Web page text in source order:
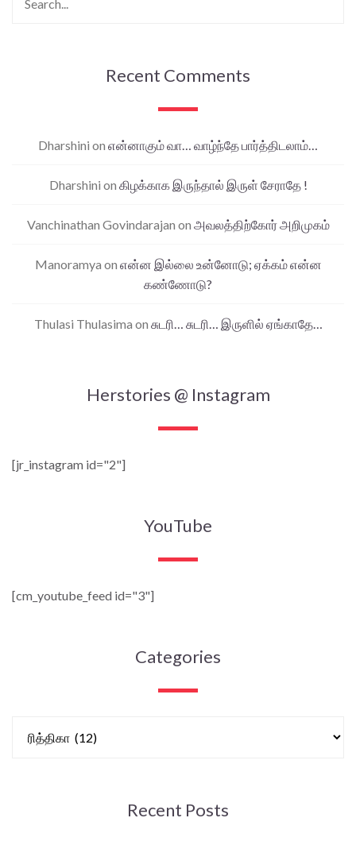
Recent Comments
Dharshini on என்னாகும் வா… வாழ்ந்தே பார்த்திடலாம்…
Dharshini on கிழக்காக இருந்தால் இருள் சேராதே !
Vanchinathan Govindarajan on அவலத்திற்கோர் அறிமுகம்
Manoramya on என்ன இல்லை உன்னோடு; ஏக்கம் என்ன
கண்ணோடு?
Thulasi Thulasima on சுடரி… சுடரி… இருளில் ஏங்காதே…
Herstories @ Instagram
[jr_instagram id="2"]
YouTube
[cm_youtube_feed id="3"]
Categories
Recent Posts